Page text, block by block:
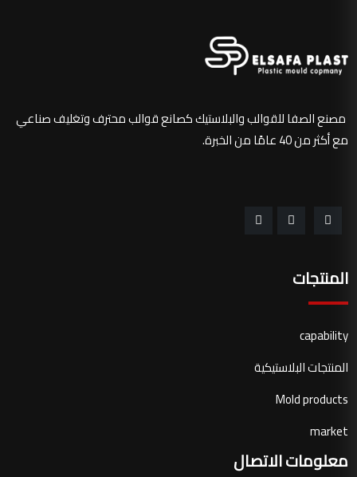
مصنع الصفا للقوالب والبلاستيك كصانع قوالب محترف وتغليف صناعي
مع أكثر من 40 عامًا من الخبرة.
المنتجات
capability
المنتجات البلاستيكية
Mold products
market
معلومات الاتصال